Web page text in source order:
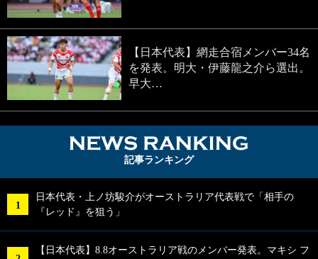
【日本代表】網走合宿メンバー34名
を発表。明大・伊藤龍之介ら選出。
早大…
記事ランキング
日本代表・上ノ坊駿介がオーストラリア代表戦で「相手の
『レッド』を狙う」
【日本代表】8.8オーストラリア戦のメンバー発表。マキシ フ